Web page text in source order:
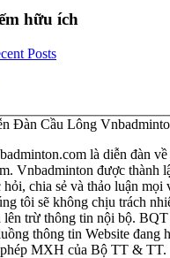
hữu ích
Posts
Đàn Cầu Lông
là diễn đàn
Vnbadminton được thành
chia sẻ và thảo luận mọi
tôi sẽ không chịu trách
lên trừ thông tin nội bộ. BQT
thông tin Website đang
MXH của Bộ TT & TT.